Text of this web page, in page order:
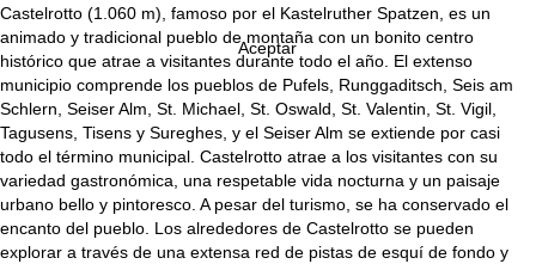
Aceptar
a
p
r
i
n
Castelrotto (1.060 m), famoso por el Kastelruther Spatzen, es un
animado y tradicional pueblo de montaña con un bonito centro
histórico que atrae a visitantes durante todo el año. El extenso
municipio comprende los pueblos de Pufels, Runggaditsch, Seis am
Schlern, Seiser Alm, St. Michael, St. Oswald, St. Valentin, St. Vigil,
Tagusens, Tisens y Sureghes, y el Seiser Alm se extiende por casi
todo el término municipal. Castelrotto atrae a los visitantes con su
variedad gastronómica, una respetable vida nocturna y un paisaje
urbano bello y pintoresco. A pesar del turismo, se ha conservado el
encanto del pueblo. Los alrededores de Castelrotto se pueden
explorar a través de una extensa red de pistas de esquí de fondo y